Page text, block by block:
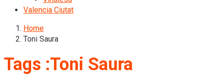
Valencia Ciutat
Home
Toni Saura
Tags :Toni Saura